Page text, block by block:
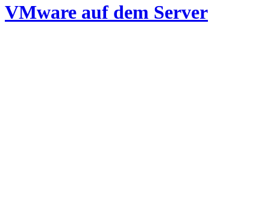
VMware auf dem Server